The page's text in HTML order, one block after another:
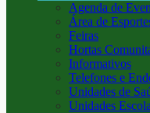
Agenda de
Área de
Feiras
Hortas
Informativos
Telefones e
Unidades de
Unidades